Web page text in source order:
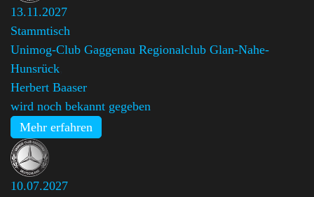
13.11.2027
Stammtisch
Unimog-Club Gaggenau Regionalclub Glan-Nahe-
Hunsrück
Herbert Baaser
wird noch bekannt gegeben
Mehr erfahren
10.07.2027